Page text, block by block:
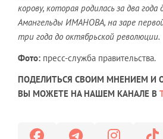
корову, которая родилась за два года
Амангельды ИМАНОВА, на заре
три года до октябрьской революции.
Фото: пресс-служба правительства.
ПОДЕЛИТЬСЯ СВОИМ МНЕНИЕМ И
ВЫ МОЖЕТЕ НА НАШЕМ КАНАЛЕ В